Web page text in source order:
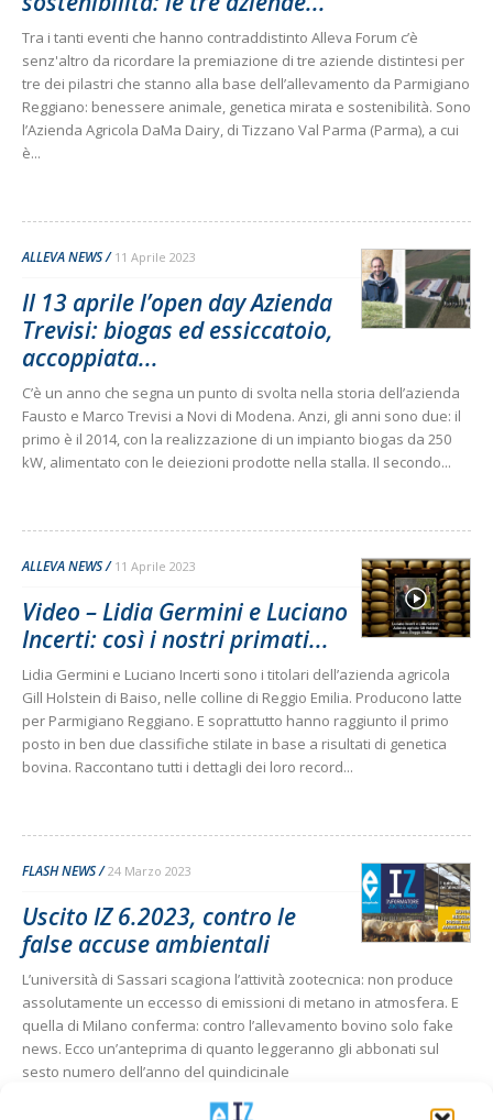
Tra i tanti eventi che hanno contraddistinto Alleva Forum c’è
senz'altro da ricordare la premiazione di tre aziende distintesi per
tre dei pilastri che stanno alla base dell’allevamento da Parmigiano
Reggiano: benessere animale, genetica mirata e sostenibilità. Sono
l’Azienda Agricola DaMa Dairy, di Tizzano Val Parma (Parma), a cui
è...
ALLEVA NEWS 11 Aprile 2023
Il 13 aprile l’open day Azienda
Trevisi: biogas ed essiccatoio,
accoppiata...
C’è un anno che segna un punto di svolta nella storia dell’azienda
Fausto e Marco Trevisi a Novi di Modena. Anzi, gli anni sono due: il
primo è il 2014, con la realizzazione di un impianto biogas da 250
kW, alimentato con le deiezioni prodotte nella stalla. Il secondo...
ALLEVA NEWS 11 Aprile 2023
Video – Lidia Germini e Luciano
Incerti: così i nostri primati...
Lidia Germini e Luciano Incerti sono i titolari dell’azienda agricola
Gill Holstein di Baiso, nelle colline di Reggio Emilia. Producono latte
per Parmigiano Reggiano. E soprattutto hanno raggiunto il primo
posto in ben due classifiche stilate in base a risultati di genetica
bovina. Raccontano tutti i dettagli dei loro record...
FLASH NEWS 24 Marzo 2023
Uscito IZ 6.2023, contro le
false accuse ambientali
L’università di Sassari scagiona l’attività zootecnica: non produce
assolutamente un eccesso di emissioni di metano in atmosfera. E
quella di Milano conferma: contro l’allevamento bovino solo fake
news. Ecco un’anteprima di quanto leggeranno gli abbonati sul
sesto numero dell’anno del quindicinale